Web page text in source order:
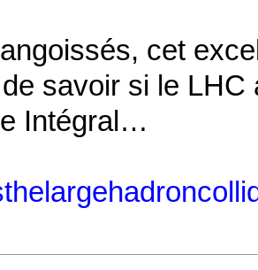
cet
savoir si le
Intégral…